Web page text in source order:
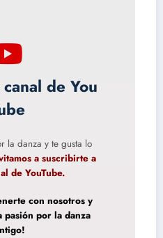
de You
la danza y te gusta lo
a suscribirte a
de YouTube.
con nosotros y
por la danza